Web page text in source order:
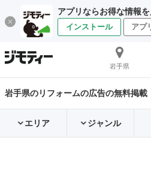
アプリならお得な情報を
インストール アプ
岩手県
岩手県のリフォームの広告の無料掲載
エリア ジャンル